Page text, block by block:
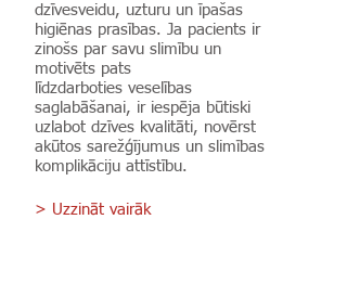
dzīvesveidu, uzturu un īpašas
higiēnas prasības. Ja pacients ir
zinošs par savu slimību un
motivēts pats
līdzdarboties veselības
saglabāšanai, ir iespēja būtiski
uzlabot dzīves kvalitāti, novērst
akūtos sarežģījumus un slimības
komplikāciju attīstību.
> Uzzināt vairāk